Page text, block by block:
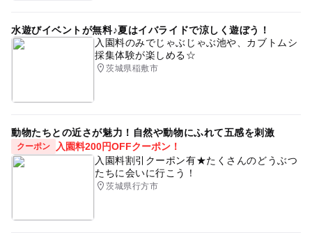
水遊びイベントが無料♪夏はイバライドで涼しく遊ぼう！
入園料のみでじゃぶじゃぶ池や、カブトムシ
採集体験が楽しめる☆
茨城県稲敷市
動物たちとの近さが魅力！自然や動物にふれて五感を刺激
クーポン
入園料200円OFFクーポン！
入園料割引クーポン有★たくさんのどうぶつ
たちに会いに行こう！
茨城県行方市